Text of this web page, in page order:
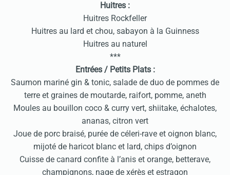
Huitres :
Huitres Rockfeller
Huitres au lard et chou, sabayon à la Guinness
Huitres au naturel
***
Entrées / Petits Plats :
Saumon mariné gin & tonic, salade de duo de pommes de
terre et graines de moutarde, raifort, pomme, aneth
Moules au bouillon coco & curry vert, shiitake, échalotes,
ananas, citron vert
Joue de porc braisé, purée de céleri-rave et oignon blanc,
mijoté de haricot blanc et lard, chips d’oignon
Cuisse de canard confite à l’anis et orange, betterave,
champignons, nage de xérès et estragon